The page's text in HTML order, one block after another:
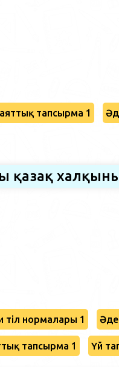
тапсырма 1
қазақ
тіл нормалары 1
тапсырма 1 Үй